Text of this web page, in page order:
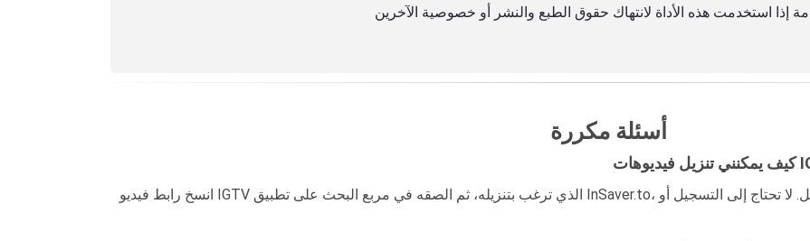
أسئلة مكررة
انسخ رابط فيديو IGTV الذي ترغب بتنزيله، ثم الصقه في مربع البحث على تطبيق InSaver.to، واضغط على زر "تنزيل". سيظهر الفيديو مع زر التنزيل. لا تحتاج إلى التسجيل أو